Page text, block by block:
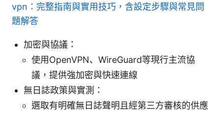
vpn：完整指南與實用技巧，含設定步驟與常見問
題解答
加密與協議：
使用OpenVPN、WireGuard等現行主流協
議，提供強加密與快速連線
無日誌政策與實測：
選取有明確無日誌聲明且經第三方審核的供應